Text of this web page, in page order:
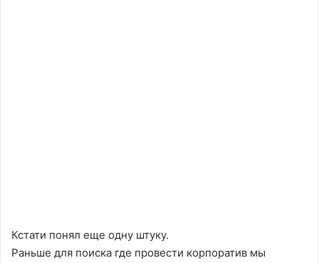
Кстати понял еще одну штуку.
Раньше для поиска где провести корпоратив мы